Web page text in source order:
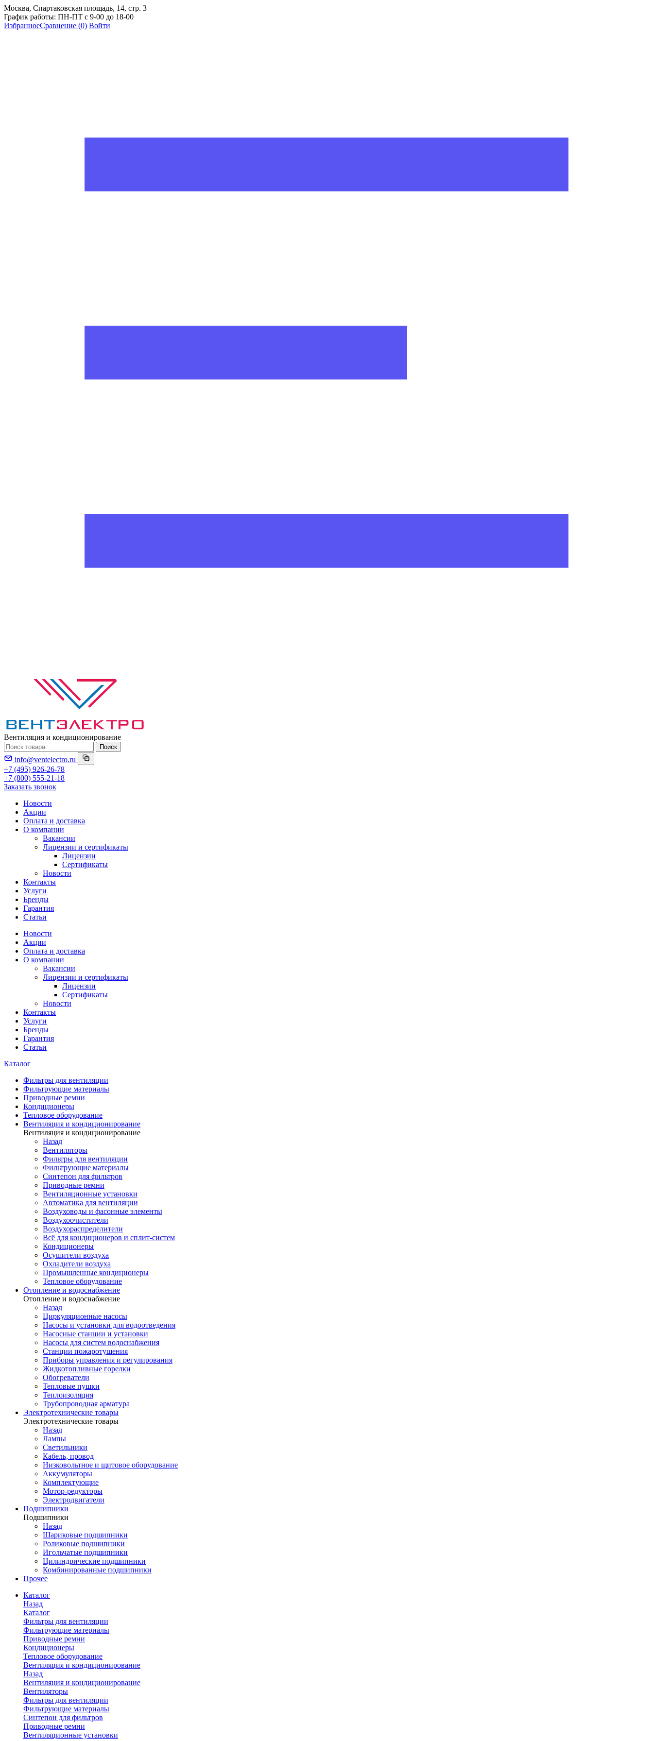
Москва, Спартаковская площадь, 14, стр. 3
График работы: ПН-ПТ с 9-00 до 18-00
ИзбранноеСравнение (0) Войти
Вентиляция и кондиционирование
Поиск
info@ventelectro.ru
+7 (495) 926-26-78
+7 (800) 555-21-18
Заказать звонок
Новости
Акции
Оплата и доставка
О компании
Вакансии
Лицензии и сертификаты
Лицензии
Сертификаты
Новости
Контакты
Услуги
Бренды
Гарантия
Статьи
Новости
Акции
Оплата и доставка
О компании
Вакансии
Лицензии и сертификаты
Лицензии
Сертификаты
Новости
Контакты
Услуги
Бренды
Гарантия
Статьи
Каталог
Фильтры для вентиляции
Фильтрующие материалы
Приводные ремни
Кондиционеры
Тепловое оборудование
Вентиляция и кондиционирование
Вентиляция и кондиционирование
Назад
Вентиляторы
Фильтры для вентиляции
Фильтрующие материалы
Синтепон для фильтров
Приводные ремни
Вентиляционные установки
Автоматика для вентиляции
Воздуховоды и фасонные элементы
Воздухоочистители
Воздухораспределители
Всё для кондиционеров и сплит-систем
Кондиционеры
Осушители воздуха
Охладители воздуха
Промышленные кондиционеры
Тепловое оборудование
Отопление и водоснабжение
Отопление и водоснабжение
Назад
Циркуляционные насосы
Насосы и установки для водоотведения
Насосные станции и установки
Насосы для систем водоснабжения
Станции пожаротушения
Приборы управления и регулирования
Жидкотопливные горелки
Обогреватели
Тепловые пушки
Теплоизоляция
Трубопроводная арматура
Электротехнические товары
Электротехнические товары
Назад
Лампы
Светильники
Кабель, провод
Низковольтное и щитовое оборудование
Аккумуляторы
Комплектующие
Мотор-редукторы
Электродвигатели
Подшипники
Подшипники
Назад
Шариковые подшипники
Роликовые подшипники
Игольчатые подшипники
Цилиндрические подшипники
Комбинированные подшипники
Прочее
Каталог
Назад
Каталог
Фильтры для вентиляции
Фильтрующие материалы
Приводные ремни
Кондиционеры
Тепловое оборудование
Вентиляция и кондиционирование
Назад
Вентиляция и кондиционирование
Вентиляторы
Фильтры для вентиляции
Фильтрующие материалы
Синтепон для фильтров
Приводные ремни
Вентиляционные установки